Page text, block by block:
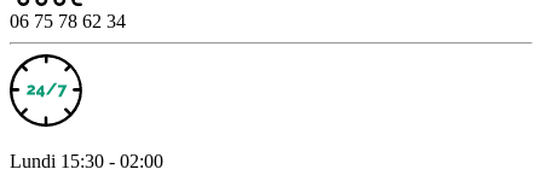
06 75 78 62 34
Lundi 15:30 - 02:00